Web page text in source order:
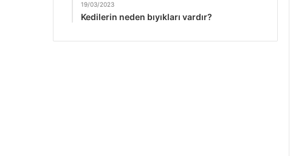
19/03/2023
Kedilerin neden bıyıkları vardır?